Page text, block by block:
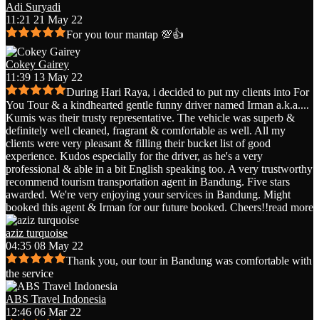
Adi Suryadi
11:21 21 May 22
For you tour mantap 💯👍
Cokey Gairey
11:39 13 May 22
During Hari Raya, i decided to put my clients into For
You Tour & a kindhearted gentle funny driver named Irman a.k.a....
Kumis was their trusty representative. The vehicle was superb &
definitely well cleaned, fragrant & comfortable as well. All my
clients were very pleasant & filling their bucket list of good
experience. Kudos especially for the driver, as he's a very
professional & able in a bit English speaking too. A very trustworthy
recommend tourism transportation agent in Bandung. Five stars
awarded. We're very enjoying your services in Bandung. Might
booked this agent & Irman for our future booked. Cheers!!read more
aziz turquoise
04:35 08 May 22
Thank you, our tour in Bandung was comfortable with
the service
ABS Travel Indonesia
12:46 06 Mar 22